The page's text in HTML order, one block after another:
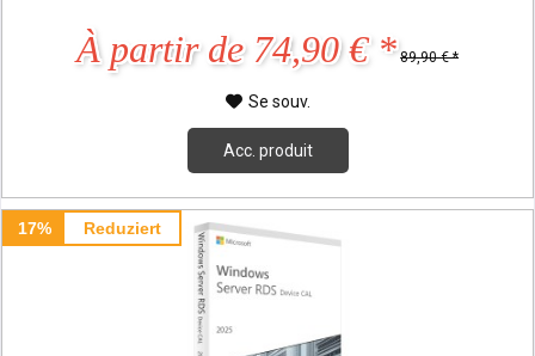
À partir de 74,90 € * 89,90 € *
Se souv.
Acc. produit
17% Reduziert